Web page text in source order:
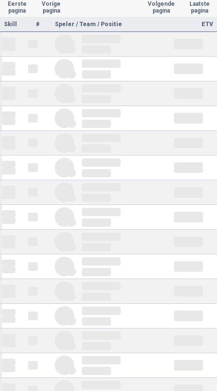
Eerste
pagina
Vorige
pagina
Volgende
pagina
Laatste
pagina
Skill
# Speler / Team / Positie ETV